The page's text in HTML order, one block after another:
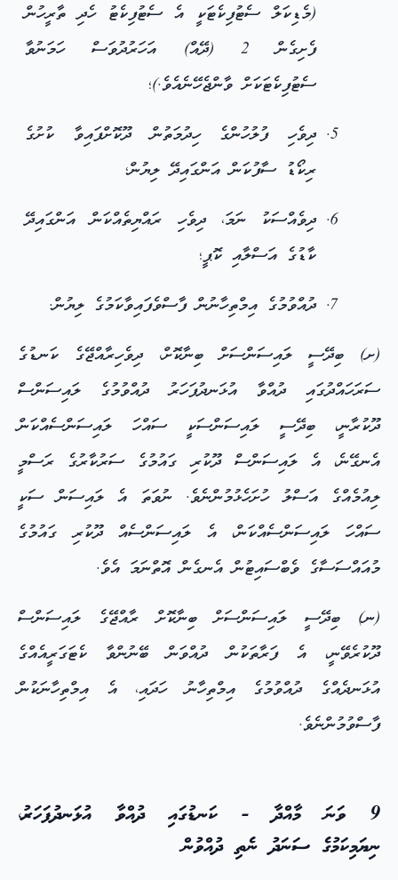
(މެޑިކަލް ސެޓުފިކެޓަކީ އެ ސެޓުފިކެޓު ހެދި ތާރީހުން
ފެށިގެން 2 (ދޭއް) އަހަރުދުވަސް ހަމަނުވާ
ސެޓުފިކެޓަކަށް ވާންޖެހޭނެއެވެ.)؛
ދިވެހި ފުލުހުންގެ ހިދުމަތުން ދޫކޮށްފައިވާ ކުށުގެ
ރިކޯޑު ސާފުކަން އަންގައިދޭ ލިޔުން؛
ދިވެއްސަކު ނަމަ، ދިވެހި ރައްޔިތެއްކަން އަންގައިދޭ
ކާޑުގެ އަސްލާއި ކޮޕީ؛
ދުއްވުމުގެ އިމްތިހާނުން ފާސްވެފައިވާކަމުގެ ލިޔުން.
(ށ) ބިދޭސީ ލައިސަންސަށް ބިނާކޮށް، ދިވެހިރާއްޖޭގެ ކަނޑުގެ
ސަރަހައްދުގައި ދުއްވާ އުޅަނދުފަހަރު ދުއްވުމުގެ ލައިސަންސް
ދޫކުރާނީ، ބިދޭސީ ލައިސަންސަކީ ސައްހަ ލައިސަންސެއްކަން
އެނގޭނެ، އެ ލައިސަންސް ދޫކުރި ގައުމުގެ ސަރުކާރުގެ ރަސްމީ
ލިއުމެއްގެ އަސްލު ހުށަހެޅުމުންނެވެ. ނުވަތަ އެ ލައިސަން ސަކީ
ސައްހަ ލައިސަންސެއްކަން، އެ ލައިސަންސެއް ދޫކުރި ގައުމުގެ
މުއައްސަސާގެ ވެބްސައިޓުން އެނގެން އޮތްނަމަ އެވެ.
(ނ) ބިދޭސީ ލައިސަންސަށް ބިނާކޮށް ރާއްޖޭގެ ލައިސަންސް
ދޫކުރެވޭނީ، އެ ފަރާތަކުން ދުއްވަން ބޭނުންވާ ކެޓަގަރީއެއްގެ
އުޅަނދެއްގެ ދުއްވުމުގެ އިމްތިހާނު ހަދައި، އެ އިމްތިހާނަކުން
ފާސްވުމުންނެވެ.
9 ވަނަ މާއްދާ - ކަނޑުގައި ދުއްވާ އުޅަނދުފަހަރު،
ނިޔަމިކަމުގެ ސަނަދު ނެތި ދުއްވުން